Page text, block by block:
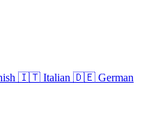
🇮🇹 Italian 🇩🇪 German